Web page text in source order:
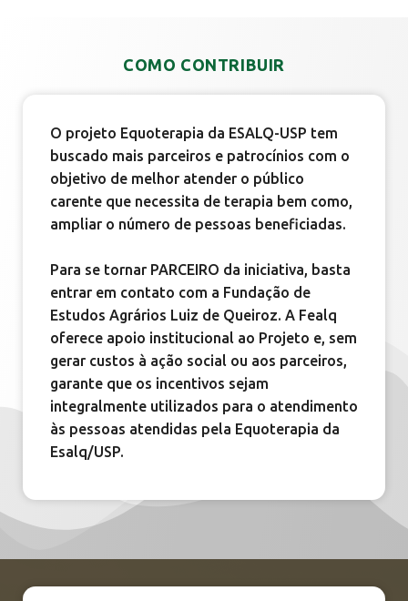
COMO CONTRIBUIR
O projeto Equoterapia da ESALQ-USP tem
buscado mais parceiros e patrocínios com o
objetivo de melhor atender o público
carente que necessita de terapia bem como,
ampliar o número de pessoas beneficiadas.
Para se tornar PARCEIRO da iniciativa, basta
entrar em contato com a Fundação de
Estudos Agrários Luiz de Queiroz. A Fealq
oferece apoio institucional ao Projeto e, sem
gerar custos à ação social ou aos parceiros,
garante que os incentivos sejam
integralmente utilizados para o atendimento
às pessoas atendidas pela Equoterapia da
Esalq/USP.